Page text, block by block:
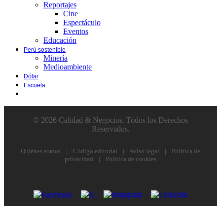
Reportajes
Cine
Espectáculo
Eventos
Educación
Perú sostenible
Minería
Medioambiente
Dólar
Escuela
© 2026 Calidad & Negocios. Todos los Derechos
Reservados.
Quiénes somos | Código editorial | Aviso legal |
Política de
privacidad
| Política de cookies